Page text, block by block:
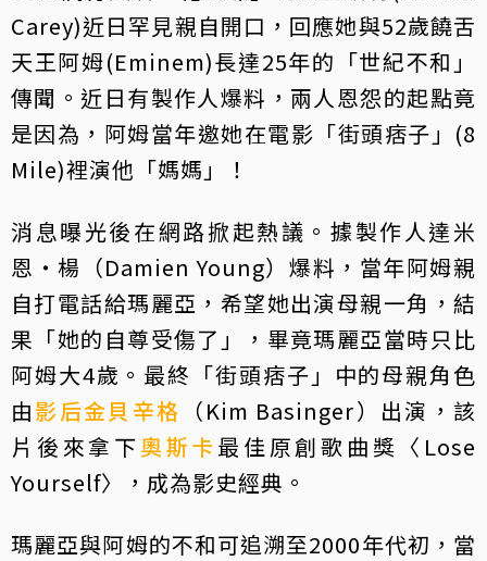
Carey)近日罕見親自開口，回應她與52歲饒舌
天王阿姆(Eminem)長達25年的「世紀不和」
傳聞。近日有製作人爆料，兩人恩怨的起點竟
是因為，阿姆當年邀她在電影「街頭痞子」(8
Mile)裡演他「媽媽」！
消息曝光後在網路掀起熱議。據製作人達米
恩‧楊（Damien Young）爆料，當年阿姆親
自打電話給瑪麗亞，希望她出演母親一角，結
果「她的自尊受傷了」，畢竟瑪麗亞當時只比
阿姆大4歲。最終「街頭痞子」中的母親角色
由影后金貝辛格 （Kim Basinger）出演，該
片後來拿下奧斯卡 最佳原創歌曲獎〈Lose
Yourself〉，成為影史經典。
瑪麗亞與阿姆的不和可追溯至2000年代初，當